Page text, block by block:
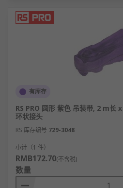
有库存
RS PRO 圆形 紫色 吊装带, 2 m长
环状接头
RS 库存编号 729-3048
小计（1 件）
RMB172.70(不含税)
数量